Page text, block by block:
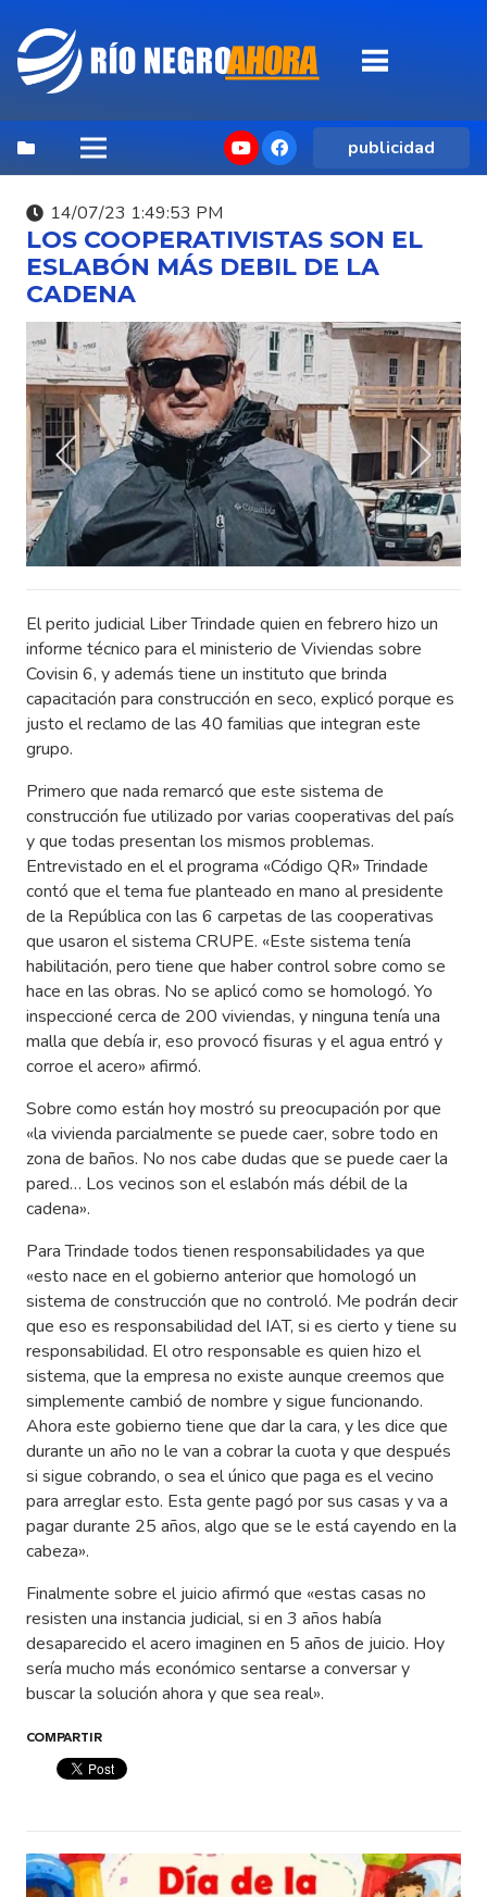
publicidad
14/07/23 1:49:53 PM
LOS COOPERATIVISTAS SON EL
ESLABÓN MÁS DEBIL DE LA
CADENA
El perito judicial Liber Trindade quien en febrero hizo un
informe técnico para el ministerio de Viviendas sobre
Covisin 6, y además tiene un instituto que brinda
capacitación para construcción en seco, explicó porque es
justo el reclamo de las 40 familias que integran este
grupo.
Primero que nada remarcó que este sistema de
construcción fue utilizado por varias cooperativas del país
y que todas presentan los mismos problemas.
Entrevistado en el el programa «Código QR» Trindade
contó que el tema fue planteado en mano al presidente
de la República con las 6 carpetas de las cooperativas
que usaron el sistema CRUPE. «Este sistema tenía
habilitación, pero tiene que haber control sobre como se
hace en las obras. No se aplicó como se homologó. Yo
inspeccioné cerca de 200 viviendas, y ninguna tenía una
malla que debía ir, eso provocó fisuras y el agua entró y
corroe el acero» afirmó.
Sobre como están hoy mostró su preocupación por que
«la vivienda parcialmente se puede caer, sobre todo en
zona de baños. No nos cabe dudas que se puede caer la
pared… Los vecinos son el eslabón más débil de la
cadena».
Para Trindade todos tienen responsabilidades ya que
«esto nace en el gobierno anterior que homologó un
sistema de construcción que no controló. Me podrán decir
que eso es responsabilidad del IAT, si es cierto y tiene su
responsabilidad. El otro responsable es quien hizo el
sistema, que la empresa no existe aunque creemos que
simplemente cambió de nombre y sigue funcionando.
Ahora este gobierno tiene que dar la cara, y les dice que
durante un año no le van a cobrar la cuota y que después
si sigue cobrando, o sea el único que paga es el vecino
para arreglar esto. Esta gente pagó por sus casas y va a
pagar durante 25 años, algo que se le está cayendo en la
cabeza».
Finalmente sobre el juicio afirmó que «estas casas no
resisten una instancia judicial, si en 3 años había
desaparecido el acero imaginen en 5 años de juicio. Hoy
sería mucho más económico sentarse a conversar y
buscar la solución ahora y que sea real».
COMPARTIR